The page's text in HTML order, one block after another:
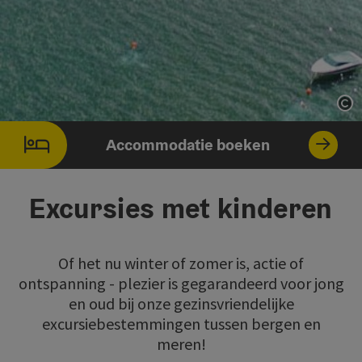
Accommodatie boeken
Excursies met kinderen
Of het nu winter of zomer is, actie of
ontspanning - plezier is gegarandeerd voor jong
en oud bij onze gezinsvriendelijke
excursiebestemmingen tussen bergen en
meren!